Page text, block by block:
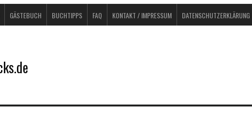
GÄSTEBUCH BUCHTIPPS FAQ KONTAKT / IMPRESSUM DATENSCHUTZERKLÄRUNG